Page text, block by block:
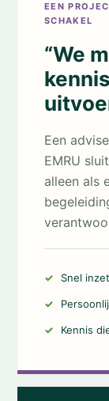
EEN
SCHAKEL
“We
Een
EMRU
alleen als
Snel
Kennis